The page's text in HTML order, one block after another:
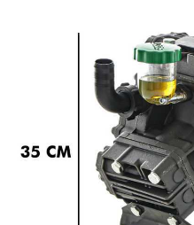
Heißluftfritteusen
Heizkanonen und
Hochdruckreiniger
Hochgrasmäher
Holzbacköfen
Holzspalter
Hubwagen
Cruccolini
D
Dal Degan